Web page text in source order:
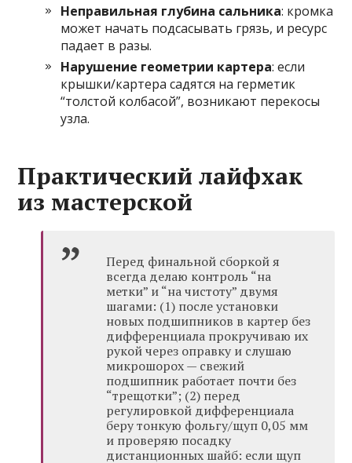
Неправильная глубина сальника: кромка
может начать подсасывать грязь, и ресурс
падает в разы.
Нарушение геометрии картера: если
крышки/картера садятся на герметик
“толстой колбасой”, возникают перекосы
узла.
Практический лайфхак
из мастерской
Перед финальной сборкой я
всегда делаю контроль “на
метки” и “на чистоту” двумя
шагами: (1) после установки
новых подшипников в картер без
дифференциала прокручиваю их
рукой через оправку и слушаю
микрошорох — свежий
подшипник работает почти без
“трещотки”; (2) перед
регулировкой дифференциала
беру тонкую фольгу/щуп 0,05 мм
и проверяю посадку
дистанционных шайб: если щуп